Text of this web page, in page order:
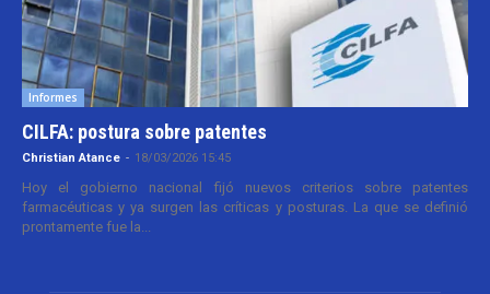
Informes
CILFA: postura sobre patentes
Christian Atance - 18/03/2026 15:45
Hoy el gobierno nacional fijó nuevos criterios sobre patentes
farmacéuticas y ya surgen las críticas y posturas. La que se definió
prontamente fue la...